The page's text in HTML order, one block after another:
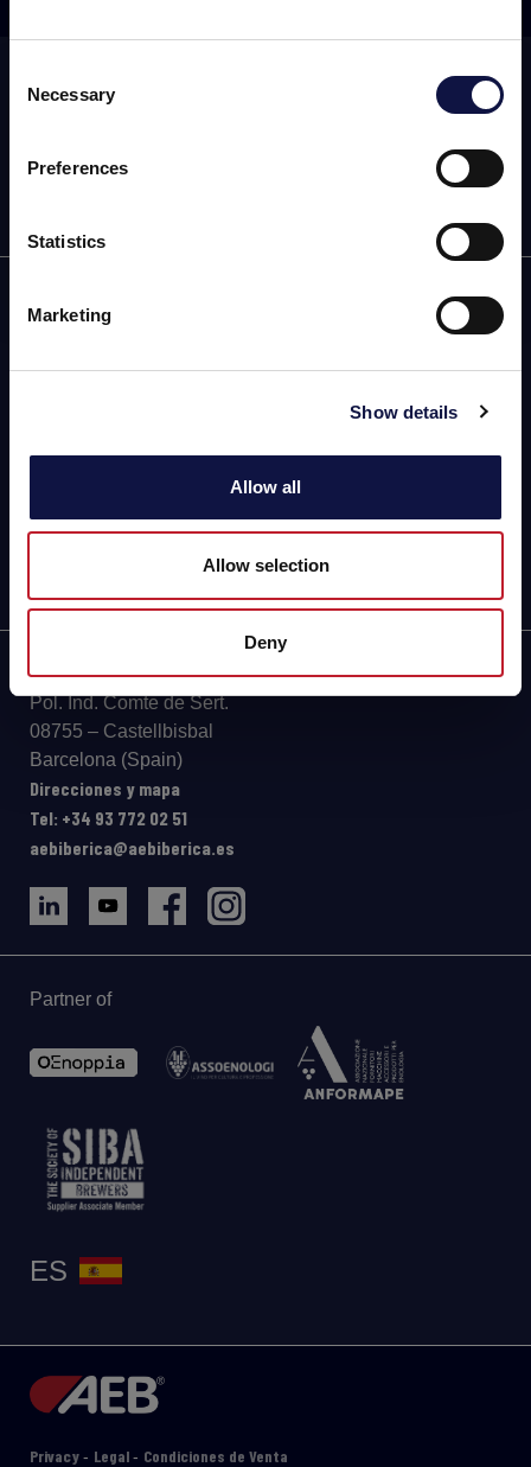
Selection
Necessary
Preferences
Statistics
Marketing
Show details
Allow all
Allow selection
Deny
El presente sitio web está dirigido a un público empresarial.
profesionales y empresas del sector.
Entendido
Suscribirse a nuestro newsletter
AEB
FOOD
Av. Can Campanyà, 13
Pol. Ind. Comte de Sert.
08755 – Castellbisbal
Barcelona (Spain)
Direcciones y mapa
Tel: +34 93 772 02 51
aebiberica@aebiberica.es
Partner of
ES
Privacy- Legal- Condiciones de Venta